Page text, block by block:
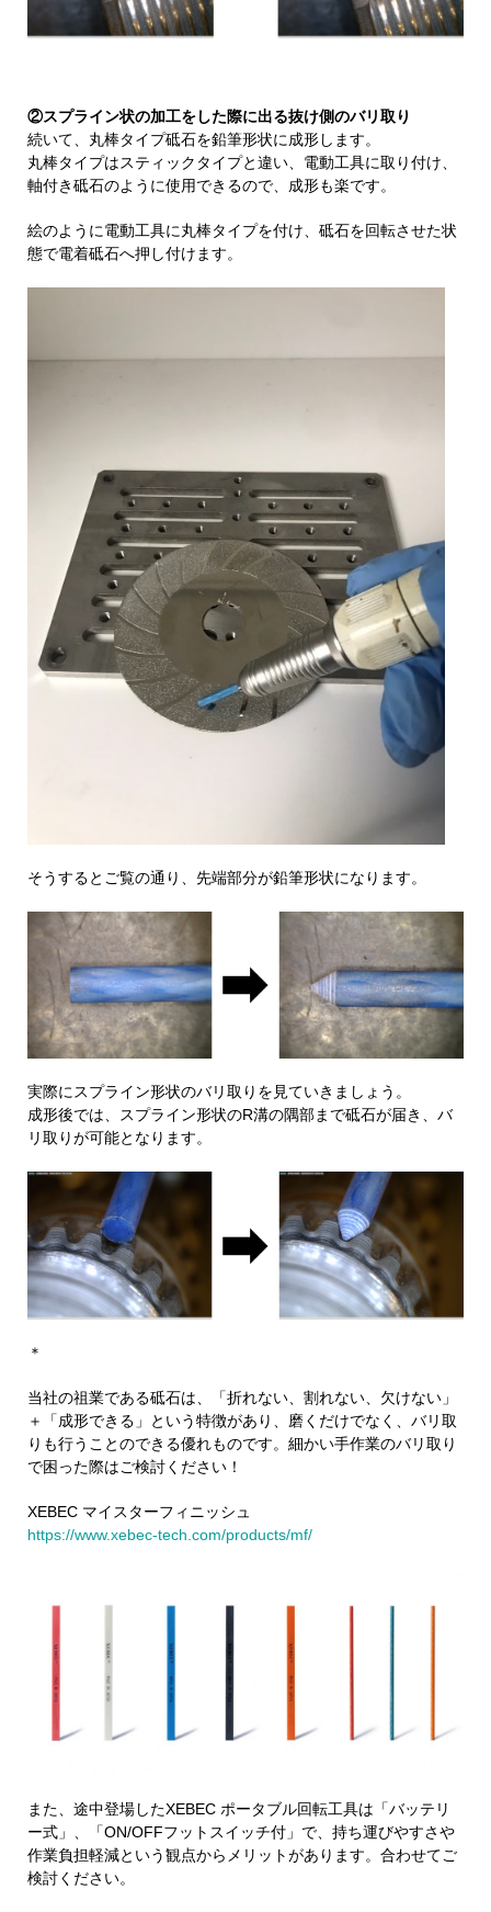
②スプライン状の加工をした際に出る抜け側のバリ取り
続いて、丸棒タイプ砥石を鉛筆形状に成形します。
丸棒タイプはスティックタイプと違い、電動工具に取り付け、
軸付き砥石のように使用できるので、成形も楽です。
絵のように電動工具に丸棒タイプを付け、砥石を回転させた状
態で電着砥石へ押し付けます。
そうするとご覧の通り、先端部分が鉛筆形状になります。
実際にスプライン形状のバリ取りを見ていきましょう。
成形後では、スプライン形状のR溝の隅部まで砥石が届き、バ
リ取りが可能となります。
＊
当社の祖業である砥石は、「折れない、割れない、欠けない」
＋「成形できる」という特徴があり、磨くだけでなく、バリ取
りも行うことのできる優れものです。細かい手作業のバリ取り
で困った際はご検討ください！
XEBEC マイスターフィニッシュ
https://www.xebec-tech.com/products/mf/
また、途中登場したXEBEC ポータブル回転工具は「バッテリ
ー式」、「ON/OFFフットスイッチ付」で、持ち運びやすさや
作業負担軽減という観点からメリットがあります。合わせてご
検討ください。